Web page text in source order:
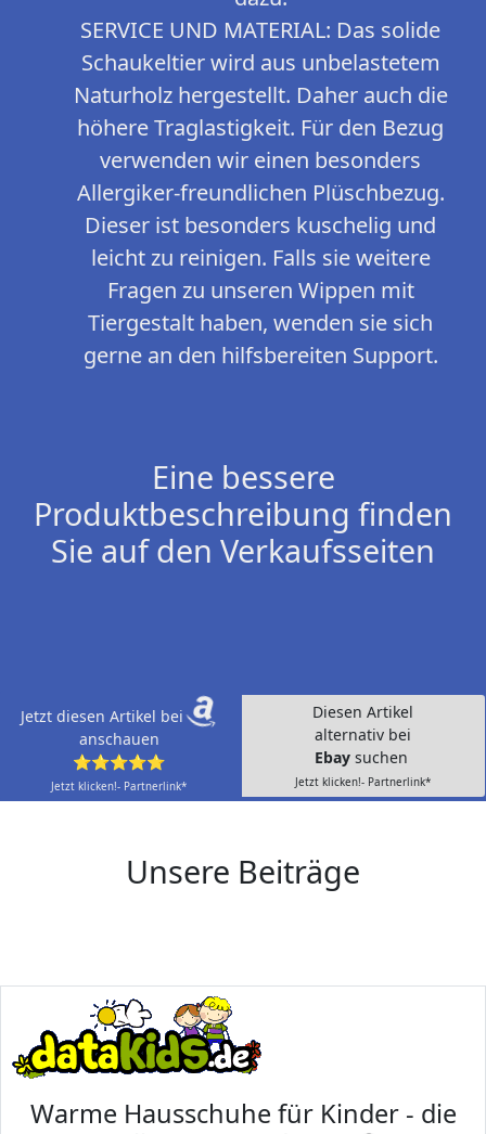
SERVICE UND MATERIAL: Das solide
Schaukeltier wird aus unbelastetem
Naturholz hergestellt. Daher auch die
höhere Traglastigkeit. Für den Bezug
verwenden wir einen besonders
Allergiker-freundlichen Plüschbezug.
Dieser ist besonders kuschelig und
leicht zu reinigen. Falls sie weitere
Fragen zu unseren Wippen mit
Tiergestalt haben, wenden sie sich
gerne an den hilfsbereiten Support.
Eine bessere
Produktbeschreibung finden
Sie auf den Verkaufsseiten
Jetzt diesen Artikel bei
anschauen
⭐⭐⭐⭐⭐
Jetzt klicken!- Partnerlink*
Diesen Artikel
alternativ bei
Ebay suchen
Jetzt klicken!- Partnerlink*
Unsere Beiträge
Warme Hausschuhe für Kinder - die